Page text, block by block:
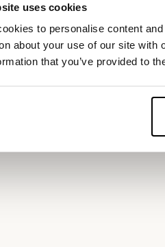
uses cookies
to personalise content
about your use of our site
that you’ve provided to